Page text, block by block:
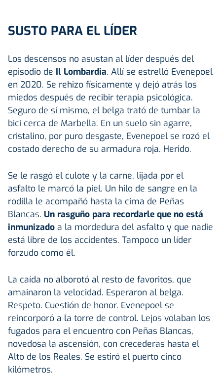
SUSTO PARA EL LÍDER
Los descensos no asustan al líder después del
episodio de Il Lombardia. Allí se estrelló Evenepoel
en 2020. Se rehizo físicamente y dejó atrás los
miedos después de recibir terapia psicológica.
Seguro de sí mismo, el belga trató de tumbar la
bici cerca de Marbella. En un suelo sin agarre,
cristalino, por puro desgaste, Evenepoel se rozó el
costado derecho de su armadura roja. Herido.
Se le rasgó el culote y la carne, lijada por el
asfalto le marcó la piel. Un hilo de sangre en la
rodilla le acompañó hasta la cima de Peñas
Blancas. Un rasguño para recordarle que no está
inmunizado a la mordedura del asfalto y que nadie
está libre de los accidentes. Tampoco un líder
forzudo como él.
La caída no alborotó al resto de favoritos, que
amainaron la velocidad. Esperaron al belga.
Respeto. Cuestión de honor. Evenepoel se
reincorporó a la torre de control. Lejos volaban los
fugados para el encuentro con Peñas Blancas,
novedosa la ascensión, con crecederas hasta el
Alto de los Reales. Se estiró el puerto cinco
kilómetros.